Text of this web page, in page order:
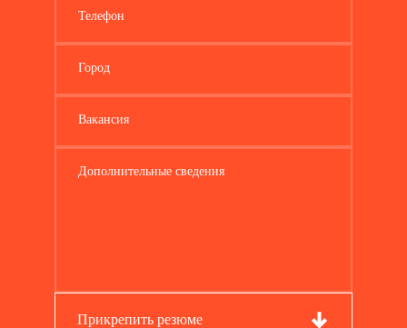
Телефон
Город
Вакансия
Дополнительные сведения
Прикрепить резюме